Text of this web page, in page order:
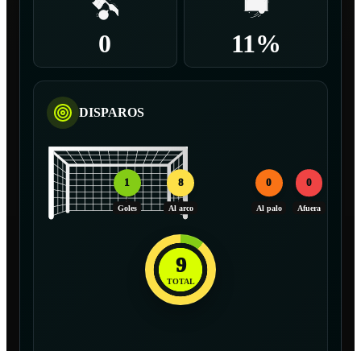
0 11%
DISPAROS
1
Goles
8
Al arco
0
Al palo
0
Afuera
9
TOTAL